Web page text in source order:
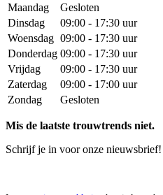
Maandag
Gesloten
Dinsdag
09:00 - 17:30 uur
Woensdag 09:00 - 17:30 uur
Donderdag 09:00 - 17:30 uur
Vrijdag
09:00 - 17:30 uur
Zaterdag
09:00 - 17:00 uur
Zondag
Gesloten
Mis de laatste trouwtrends niet.
Schrijf je in voor onze nieuwsbrief!